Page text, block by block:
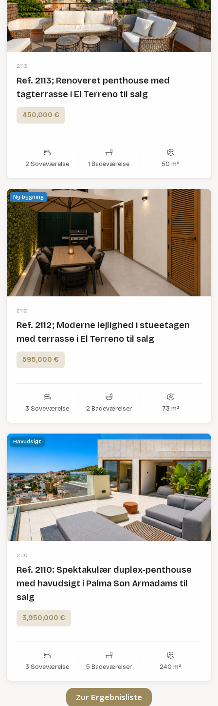
2113
Ref. 2113; Renoveret penthouse med
tagterrasse i El Terreno til salg
450,000 €
2 Soveværelse 1 Badeværelse 50 m²
Ny bygning
2112
Ref. 2112; Moderne lejlighed i stueetagen
med terrasse i El Terreno til salg
595,000 €
3 Soveværelse 2 Badeværelser 73 m²
Havudsigt
2110
Ref. 2110: Spektakulær duplex-penthouse
med havudsigt i Palma Son Armadams til
salg
3,950,000 €
3 Soveværelse 5 Badeværelser 240 m²
Zur Ergebnisliste